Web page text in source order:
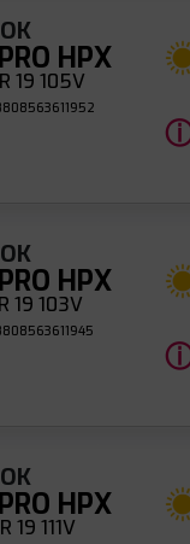
HPX
19 105V
HPX
19 103V
HPX
111V